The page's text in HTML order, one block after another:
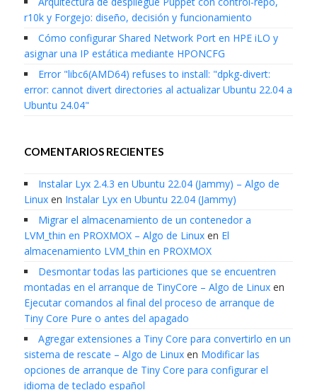
r10k y Forgejo: diseño, decisión y funcionamiento
Cómo configurar Shared Network Port en HPE iLO y
asignar una IP estática mediante HPONCFG
Error "libc6(AMD64) refuses to install: "dpkg-divert:
error: cannot divert directories al actualizar Ubuntu 22.04 a
Ubuntu 24.04"
COMENTARIOS RECIENTES
Instalar Lyx 2.4.3 en Ubuntu 22.04 (Jammy) – Algo de
Linuxen Instalar Lyx en Ubuntu 22.04 (Jammy)
Migrar el almacenamiento de un contenedor a
LVM_thin en PROXMOX – Algo de Linuxen El
almacenamiento LVM_thin en PROXMOX
Desmontar todas las particiones que se encuentren
montadas en el arranque de TinyCore – Algo de Linuxen
Ejecutar comandos al final del proceso de arranque de
Tiny Core Pure o antes del apagado
Agregar extensiones a Tiny Core para convertirlo en un
sistema de rescate – Algo de Linuxen Modificar las
opciones de arranque de Tiny Core para configurar el
idioma de teclado español